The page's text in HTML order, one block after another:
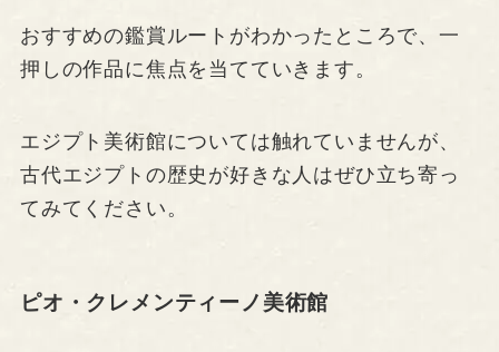
おすすめの鑑賞ルートがわかったところで、一
押しの作品に焦点を当てていきます。
エジプト美術館については触れていませんが、
古代エジプトの歴史が好きな人はぜひ立ち寄っ
てみてください。
ピオ・クレメンティーノ美術館